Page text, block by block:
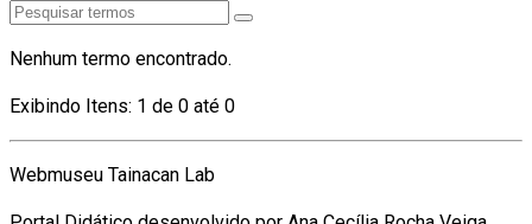
Nenhum termo encontrado.
Exibindo Itens: 1 de 0 até 0
Webmuseu Tainacan Lab